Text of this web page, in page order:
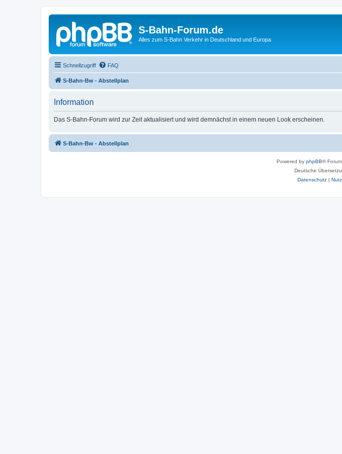
S-Bahn-Forum.de
Alles zum S-Bahn Verkehr in Deutschland und Europa
Schnellzugriff FAQ
S-Bahn-Bw - Abstellplan
Information
Das S-Bahn-Forum wird zur Zeit aktualisiert und wird demnächst in einem neuen Look erscheinen.
S-Bahn-Bw - Abstellplan
Powered by phpBB®
Deutsche
Datenschutz|